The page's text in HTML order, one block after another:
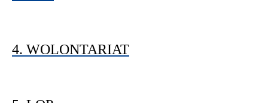
4. WOLONTARIAT